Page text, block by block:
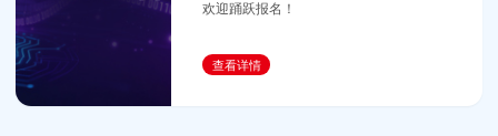
欢迎踊跃报名！
查看详情